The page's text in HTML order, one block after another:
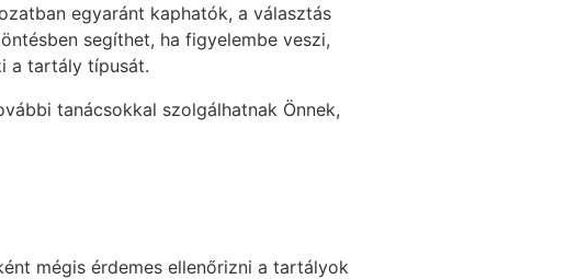
egyaránt kaphatók, a választás
segíthet, ha figyelembe veszi,
a tartály típusát.
tanácsokkal szolgálhatnak Önnek,
mégis érdemes ellenőrizni a tartályok